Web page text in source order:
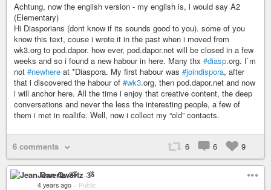
Achtung, now the english version - my english is, i would say A2
(Elementary)
Hi Diasporians (dont know if its sounds good to you). some of you
know this text, couse i wrote it in the past when i moved from
wk3.org to pod.dapor. how ever, pod.dapor.net will be closed in a few
weeks and so i found a new habour in here. Many thx #diasp.org. I`m
not #newhere at *Diaspora. My first habour was #joindispora, after
that i discovered the habour of #wk3.org, then pod.dapor.net and now
i will anchor here. All the time i enjoy that creative content, the deep
conversations and never the less the interesting people, a few of
them i met in reallife. Well, now i collect my “old” contacts.
6 comments 6 6 9
Jean Qwertz ૐ
4 years ago – Public